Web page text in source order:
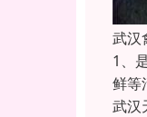
武汉
1、
鲜等
武汉